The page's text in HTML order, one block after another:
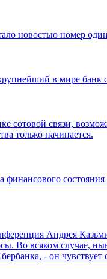
новостью номер
в мире банк
связи,
только начинается.
состояния
Андрея
Во всяком случае,
- он